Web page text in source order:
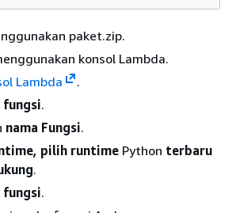
paket.zip.
konsol Lambda.
Lambda
.
fungsi.
nama Fungsi.
pilih runtime Python terbaru
.
fungsi.